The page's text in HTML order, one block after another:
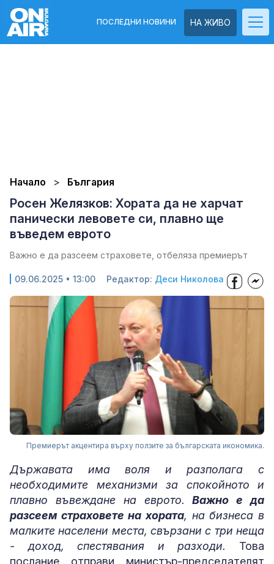
НА ЖИВО
ПОСЛЕДНИ НОВИНИ
Начало България
Росен Желязков: Хората да не харчат
панически левовете си, плавно ще
въведем еврото
Важно е да разсеем страховете, отбеляза премиерът
09.06.2025 • 13:00 Редактор: Деси Николова
Премиерът акцентира върху ползите за българската икономика.
Държавата има воля и разполага с
необходимите механизми за спокойното и
плавно въвеждане на еврото.Важно е да
разсеем страховете на хората, на бизнесa в
малките населени места, свързани с три неща
- доход, спестявания и разходи.
Това
послание отправи министър-председателят